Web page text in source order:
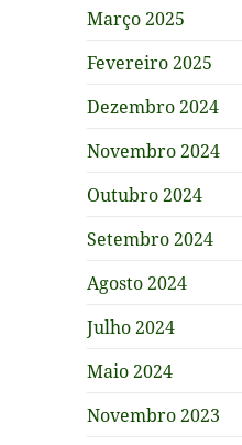
Março 2025
Fevereiro 2025
Dezembro 2024
Novembro 2024
Outubro 2024
Setembro 2024
Agosto 2024
Julho 2024
Maio 2024
Novembro 2023